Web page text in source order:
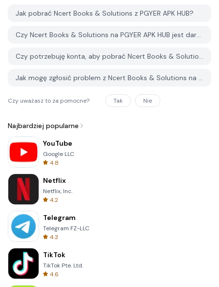
Jak pobrać Ncert Books & Solutions z PGYER APK HUB?
Czy Ncert Books & Solutions na PGYER APK HUB jest darmowy do pobrania?
Czy potrzebuję konta, aby pobrać Ncert Books & Solutions z PGYER APK HUB?
Jak mogę zgłosić problem z Ncert Books & Solutions na PGYER APK HUB?
Czy uważasz to za pomocne? Tak Nie
Najbardziej popularne
YouTube
Google LLC
4.8
Netflix
Netflix, Inc.
4.2
Telegram
Telegram FZ-LLC
4.3
TikTok
TikTok Pte. Ltd.
4.6